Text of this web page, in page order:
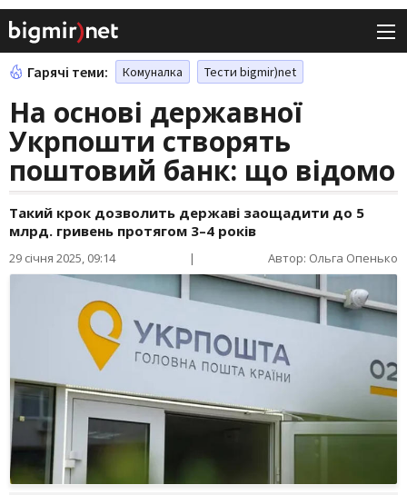
Гарячі теми: Комуналка Тести bigmir)net
На основі державної
Укрпошти створять
поштовий банк: що відомо
Такий крок дозволить державі заощадити до 5
млрд. гривень протягом 3–4 років
29 січня 2025, 09:14 | Автор: Ольга Опенько